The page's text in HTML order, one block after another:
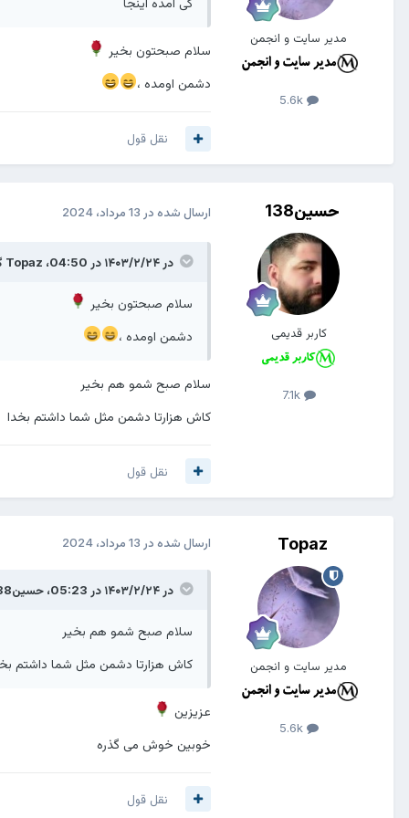
مدیر سایت و انجمن
5.6k
سلام صبحتون بخیر
دشمن اومده ،
نقل قول
حسین138
کاربر قدیمی
7.1k
ارسال شده در 13 مرداد، 2024
در ۱۴۰۳/۲/۲۴ در 04:50، Topaz
سلام صبحتون بخیر
دشمن اومده ،
سلام صبح شمو هم بخیر
کاش هزارتا دشمن مثل شما داشتم بخدا
نقل قول
Topaz
مدیر سایت و انجمن
5.6k
ارسال شده در 13 مرداد، 2024
در ۱۴۰۳/۲/۲۴ در 05:23، حسین138
سلام صبح شمو هم بخیر
کاش هزارتا دشمن مثل شما داشتم
عزیزین
خوبین خوش می گذره
نقل قول